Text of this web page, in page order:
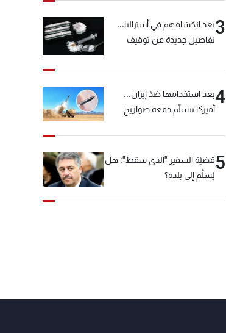
3بعد انكشافهم في أستراليا...
تفاصيل جديدة عن توقيف
4بعد استخدامها ضدّ إيران...
أميركا تتسلّم دفعة صواريخ
5قضيّة السفير "الذي سقط": هل
يُسلَّم إلى بلده؟